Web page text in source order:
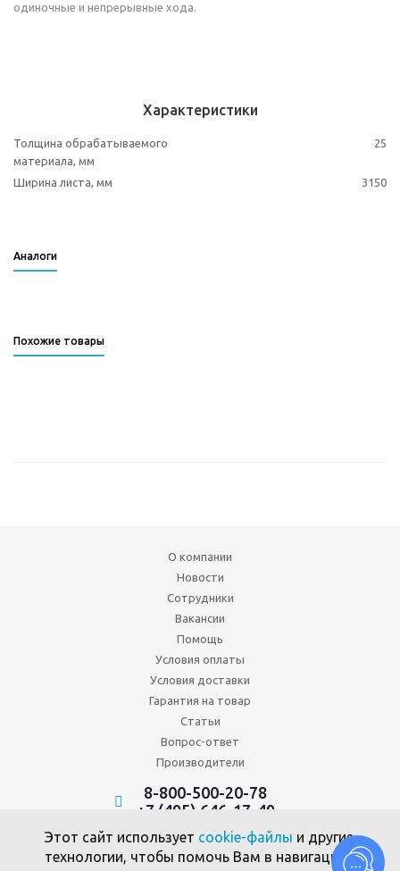
одиночные и непрерывные хода.
Характеристики
Толщина обрабатываемого
материала, мм
25
Ширина листа, мм 3150
Аналоги
Похожие товары
О компании
Новости
Сотрудники
Вакансии
Помощь
Условия оплаты
Условия доставки
Гарантия на товар
Статьи
Вопрос-ответ
Производители
8-800-500-20-78
+7 (495) 646-17-49
Политика конфиденциальности
Пользовательское соглашение
Политика использования файлов cookie
Этот сайт использует cookie-файлы и другие
технологии, чтобы помочь Вам в навигации,